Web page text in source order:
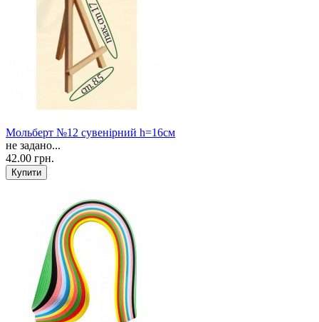
Мольберт №12 сувенірний h=16см
не задано...
42.00 грн.